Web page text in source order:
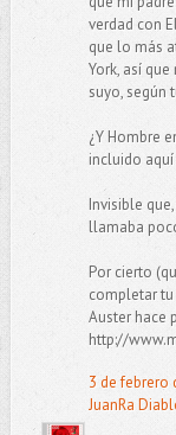
verdad con
que lo más
York, así
suyo, según
¿Y Hombre
incluido aquí
Invisible
llamaba
Por cierto
completar
Auster hace
http://
3 de febrero
JuanRa